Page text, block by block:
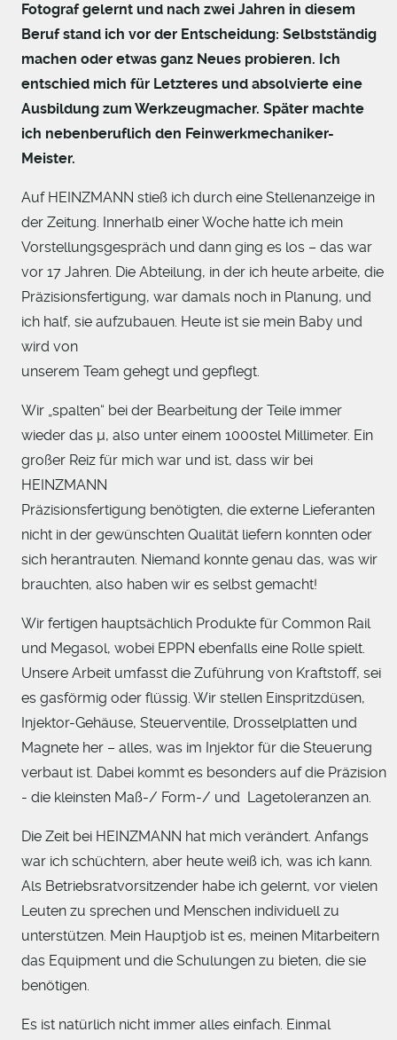
Fotograf gelernt und nach zwei Jahren in diesem
Beruf stand ich vor der Entscheidung: Selbstständig
machen oder etwas ganz Neues probieren. Ich
entschied mich für Letzteres und absolvierte eine
Ausbildung zum Werkzeugmacher. Später machte
ich nebenberuflich den Feinwerkmechaniker-
Meister.
Auf HEINZMANN stieß ich durch eine Stellenanzeige in
der Zeitung. Innerhalb einer Woche hatte ich mein
Vorstellungsgespräch und dann ging es los – das war
vor 17 Jahren. Die Abteilung, in der ich heute arbeite, die
Präzisionsfertigung, war damals noch in Planung, und
ich half, sie aufzubauen. Heute ist sie mein Baby und
wird von
unserem Team gehegt und gepflegt.
Wir „spalten“ bei der Bearbeitung der Teile immer
wieder das µ, also unter einem 1000stel Millimeter. Ein
großer Reiz für mich war und ist, dass wir bei
HEINZMANN
Präzisionsfertigung benötigten, die externe Lieferanten
nicht in der gewünschten Qualität liefern konnten oder
sich herantrauten. Niemand konnte genau das, was wir
brauchten, also haben wir es selbst gemacht!
Wir fertigen hauptsächlich Produkte für Common Rail
und Megasol, wobei EPPN ebenfalls eine Rolle spielt.
Unsere Arbeit umfasst die Zuführung von Kraftstoff, sei
es gasförmig oder flüssig. Wir stellen Einspritzdüsen,
Injektor-Gehäuse, Steuerventile, Drosselplatten und
Magnete her – alles, was im Injektor für die Steuerung
verbaut ist. Dabei kommt es besonders auf die Präzision
- die kleinsten Maß-/ Form-/ und Lagetoleranzen an.
Die Zeit bei HEINZMANN hat mich verändert. Anfangs
war ich schüchtern, aber heute weiß ich, was ich kann.
Als Betriebsratvorsitzender habe ich gelernt, vor vielen
Leuten zu sprechen und Menschen individuell zu
unterstützen. Mein Hauptjob ist es, meinen Mitarbeitern
das Equipment und die Schulungen zu bieten, die sie
benötigen.
Es ist natürlich nicht immer alles einfach. Einmal